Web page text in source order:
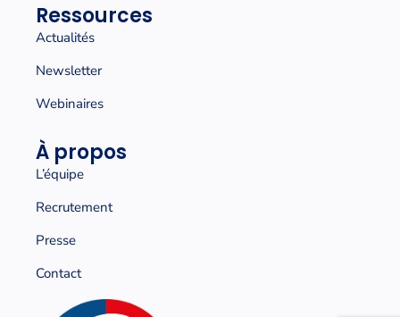
Ressources
Actualités
Newsletter
Webinaires
À propos
L’équipe
Recrutement
Presse
Contact